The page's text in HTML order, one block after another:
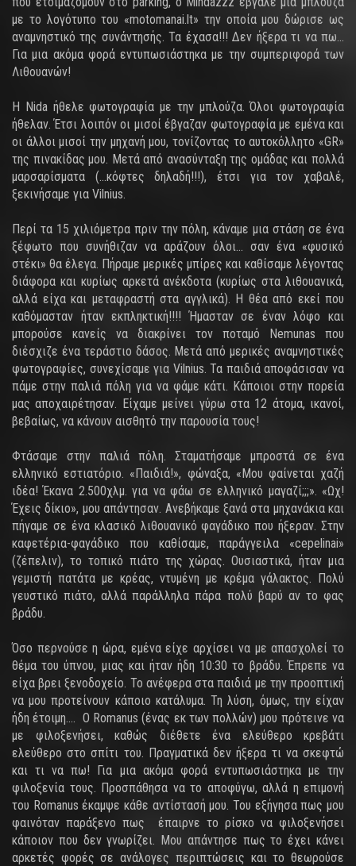
με το λογότυπο του «motomanai.lt» την οποία μου δώρισε ως
αναμνηστικό της συνάντησής. Τα έχασα!!! Δεν ήξερα τι να πω...
Για μια ακόμα φορά εντυπωσιάστηκα με την συμπεριφορά των
Λιθουανών!
Η Nida ήθελε φωτογραφία με την μπλούζα. Όλοι φωτογραφία
ήθελαν. Έτσι λοιπόν οι μισοί έβγαζαν φωτογραφία με εμένα και
οι άλλοι μισοί την μηχανή μου, τονίζοντας το αυτοκόλλητο «GR»
της πινακίδας μου. Μετά από ανασύνταξη της ομάδας και πολλά
μαρσαρίσματα (...κόφτες δηλαδή!!!), έτσι για τον χαβαλέ,
ξεκινήσαμε για Vilnius.
Περί τα 15 χιλιόμετρα πριν την πόλη, κάναμε μια στάση σε ένα
ξέφωτο που συνήθιζαν να αράζουν όλοι... σαν ένα «φυσικό
στέκι» θα έλεγα. Πήραμε μερικές μπίρες και καθίσαμε λέγοντας
διάφορα και κυρίως αρκετά ανέκδοτα (κυρίως στα λιθουανικά,
αλλά είχα και μεταφραστή στα αγγλικά). Η θέα από εκεί που
καθόμασταν ήταν εκπληκτική!!!! Ήμασταν σε έναν λόφο και
μπορούσε κανείς να διακρίνει τον ποταμό Nemunas που
διέσχιζε ένα τεράστιο δάσος. Μετά από μερικές αναμνηστικές
φωτογραφίες, συνεχίσαμε για Vilnius. Τα παιδιά αποφάσισαν να
πάμε στην παλιά πόλη για να φάμε κάτι. Κάποιοι στην πορεία
μας αποχαιρέτησαν. Είχαμε μείνει γύρω στα 12 άτομα, ικανοί,
βεβαίως, να κάνουν αισθητό την παρουσία τους!
Φτάσαμε στην παλιά πόλη. Σταματήσαμε μπροστά σε ένα
ελληνικό εστιατόριο. «Παιδιά!», φώναξα, «Μου φαίνεται χαζή
ιδέα! Έκανα 2.500χλμ. για να φάω σε ελληνικό μαγαζί;;;». «Ωχ!
Έχεις δίκιο», μου απάντησαν. Ανεβήκαμε ξανά στα μηχανάκια και
πήγαμε σε ένα κλασικό λιθουανικό φαγάδικο που ήξεραν. Στην
καφετέρια-φαγάδικο που καθίσαμε, παράγγειλα «cepelinai»
(ζέπελιν), το τοπικό πιάτο της χώρας. Ουσιαστικά, ήταν μια
γεμιστή πατάτα με κρέας, ντυμένη με κρέμα γάλακτος. Πολύ
γευστικό πιάτο, αλλά παράλληλα πάρα πολύ βαρύ αν το φας
βράδυ.
Όσο περνούσε η ώρα, εμένα είχε αρχίσει να με απασχολεί το
θέμα του ύπνου, μιας και ήταν ήδη 10:30 το βράδυ. Έπρεπε να
είχα βρει ξενοδοχείο. Το ανέφερα στα παιδιά με την προοπτική
να μου προτείνουν κάποιο κατάλυμα. Τη λύση, όμως, την είχαν
ήδη έτοιμη.... Ο Romanus (ένας εκ των πολλών) μου πρότεινε να
με φιλοξενήσει, καθώς διέθετε ένα ελεύθερο κρεβάτι
ελεύθερο στο σπίτι του. Πραγματικά δεν ήξερα τι να σκεφτώ
και τι να πω! Για μια ακόμα φορά εντυπωσιάστηκα με την
φιλοξενία τους. Προσπάθησα να το αποφύγω, αλλά η επιμονή
του Romanus έκαμψε κάθε αντίστασή μου. Του εξήγησα πως μου
φαινόταν παράξενο πως έπαιρνε το ρίσκο να φιλοξενήσει
κάποιον που δεν γνωρίζει. Μου απάντησε πως το έχει κάνει
αρκετές φορές σε ανάλογες περιπτώσεις και το θεωρούσε